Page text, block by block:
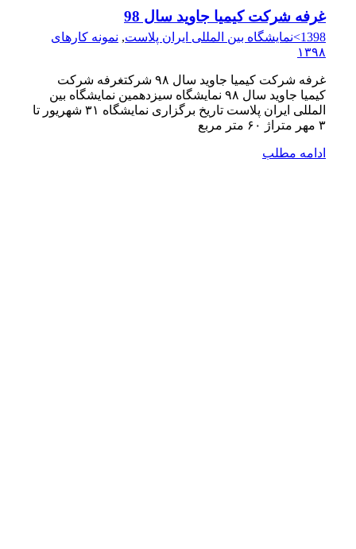
غرفه شرکت کیمیا جاوید سال 98
1398>نمایشگاه بین المللی ایران پلاست , نمونه کارهای
۱۳۹۸
غرفه شرکت کیمیا جاوید سال ۹۸ شرکتغرفه شرکت
کیمیا جاوید سال ۹۸ نمایشگاه سیزدهمین نمایشگاه بین
المللی ایران پلاست تاریخ برگزاری نمایشگاه ۳۱ شهریور تا
۳ مهر متراژ ۶۰ متر مربع
ادامه مطلب